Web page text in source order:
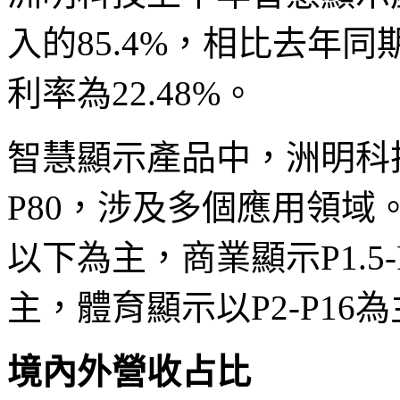
入的85.4%，相比去年同
利率為22.48%。
智慧顯示產品中，洲明
P80，涉及多個應用領域
以下為主，商業顯示
主，體育顯示以P2-P16
境內外營收占比